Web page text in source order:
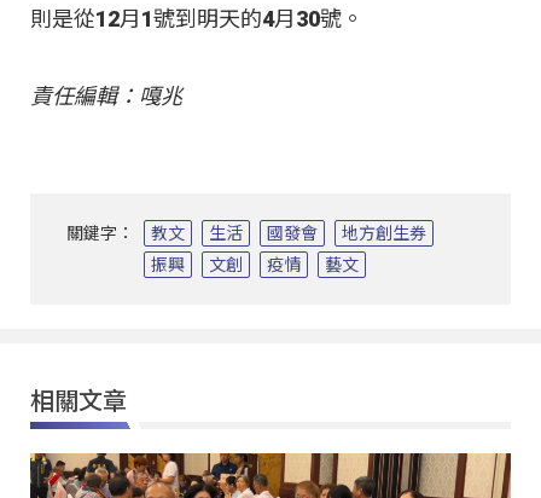
則是從12月1號到明天的4月30號。
責任編輯：嘎兆
關鍵字： 教文 生活 國發會
地方創生券
振興
文創 疫情 藝文
相關文章